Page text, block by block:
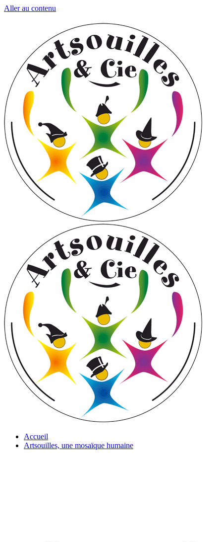
Aller au contenu
Accueil
Artsouilles, une mosaïque humaine